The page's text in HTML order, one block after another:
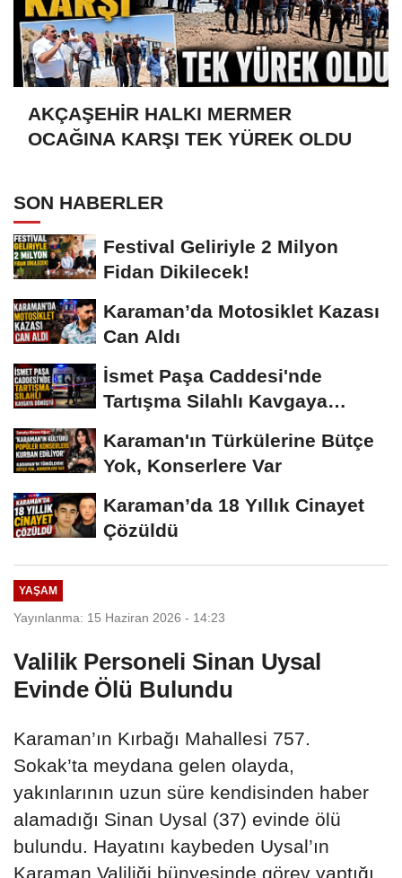
AKÇAŞEHİR HALKI MERMER
OCAĞINA KARŞI TEK YÜREK OLDU
SON HABERLER
Festival Geliriyle 2 Milyon
Fidan Dikilecek!
Karaman’da Motosiklet Kazası
Can Aldı
İsmet Paşa Caddesi'nde
Tartışma Silahlı Kavgaya
Karaman'ın Türkülerine Bütçe
Yok, Konserlere Var
Karaman’da 18 Yıllık Cinayet
Çözüldü
YAŞAM
Yayınlanma: 15 Haziran 2026 - 14:23
Valilik Personeli Sinan Uysal
Evinde Ölü Bulundu
Karaman’ın Kırbağı Mahallesi 757.
Sokak’ta meydana gelen olayda,
yakınlarının uzun süre kendisinden haber
alamadığı Sinan Uysal (37) evinde ölü
bulundu. Hayatını kaybeden Uysal’ın
Karaman Valiliği bünyesinde görev yaptığı